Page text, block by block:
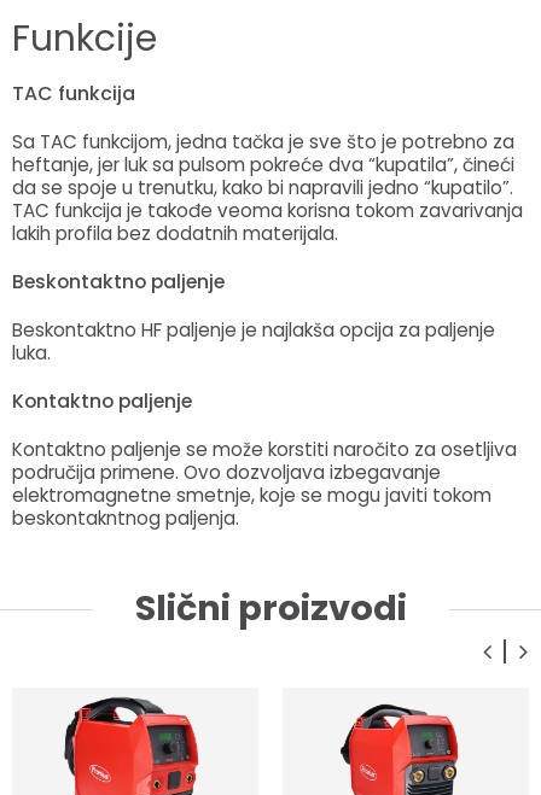
Funkcije
TAC funkcija
Sa TAC funkcijom, jedna tačka je sve što je potrebno za
heftanje, jer luk sa pulsom pokreće dva “kupatila”, čineći
da se spoje u trenutku, kako bi napravili jedno “kupatilo”.
TAC funkcija je takođe veoma korisna tokom zavarivanja
lakih profila bez dodatnih materijala.
Beskontaktno paljenje
Beskontaktno HF paljenje je najlakša opcija za paljenje
luka.
Kontaktno paljenje
Kontaktno paljenje se može korstiti naročito za osetljiva
područija primene. Ovo dozvoljava izbegavanje
elektromagnetne smetnje, koje se mogu javiti tokom
beskontakntnog paljenja.
Slični proizvodi